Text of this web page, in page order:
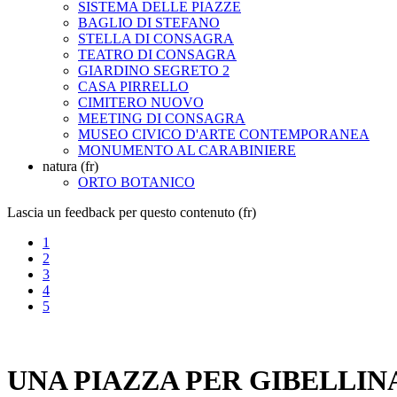
SISTEMA DELLE PIAZZE
BAGLIO DI STEFANO
STELLA DI CONSAGRA
TEATRO DI CONSAGRA
GIARDINO SEGRETO 2
CASA PIRRELLO
CIMITERO NUOVO
MEETING DI CONSAGRA
MUSEO CIVICO D'ARTE CONTEMPORANEA
MONUMENTO AL CARABINIERE
natura (fr)
ORTO BOTANICO
Lascia un feedback per questo contenuto (fr)
1
2
3
4
5
UNA PIAZZA PER